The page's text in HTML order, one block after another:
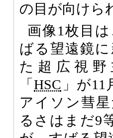
の目が向けら
画像1枚目
ばる望遠鏡
た超広視野
「HSC 」が
アイソン彗
るさはまだ9